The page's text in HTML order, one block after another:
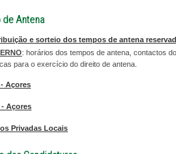
de Antena
e sorteio dos tempos de antena
: horários dos tempos de antena, contactos
para o exercício do direito de antena.
- Açores
- Açores
Privadas Locais